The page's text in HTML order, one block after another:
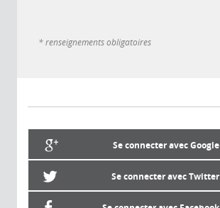
* renseignements obligatoires
Se connecter avec Google
Se connecter avec Twitter